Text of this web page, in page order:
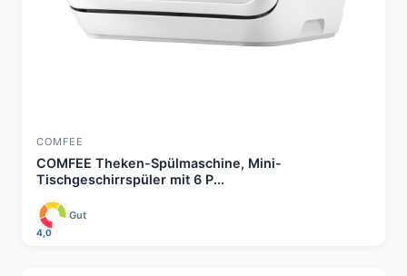
COMFEE
COMFEE Theken-Spülmaschine, Mini-
Tischgeschirrspüler mit 6 P...
4,0
Gut